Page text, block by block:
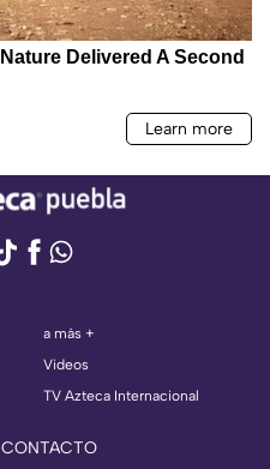
a más +
Videos
TV Azteca Internacional
CONTACTO